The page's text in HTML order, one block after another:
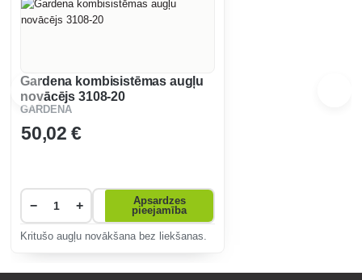
Gardena kombisistēmas augļu
novācējs 3108-20
GARDENA
50,02 €
− +
Apsardzes
pieejamība
Kritušo augļu novākšana bez liekšanas.